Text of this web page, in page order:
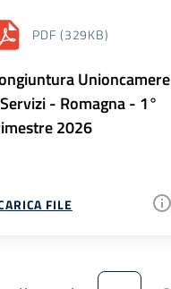
PDF (329KB)
Unioncamere
- Romagna - 1°
2026
FILE